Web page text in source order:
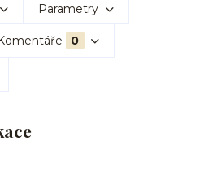
Parametry
0